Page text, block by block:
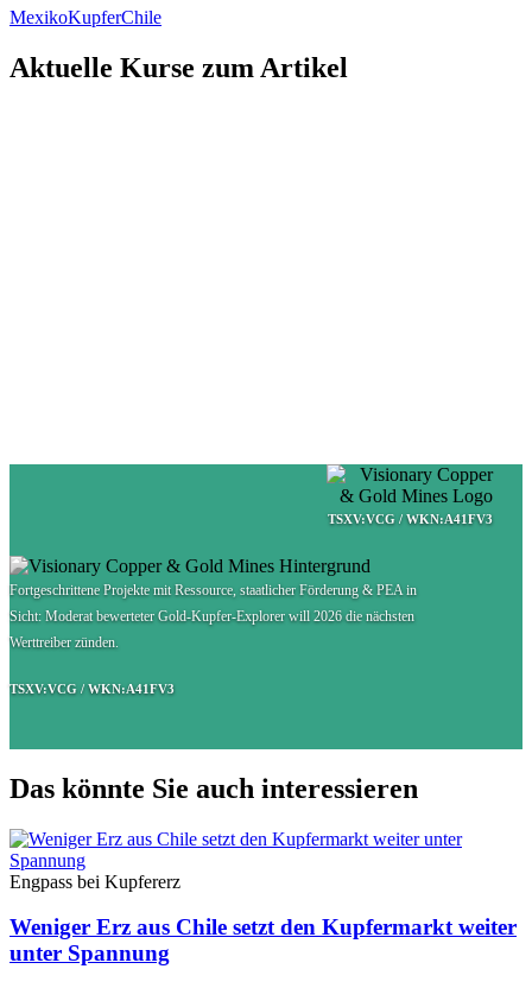
MexikoKupferChile
Aktuelle Kurse zum Artikel
TSXV:VCG / WKN:A41FV3
Fortgeschrittene Projekte mit Ressource, staatlicher Förderung & PEA in
Sicht: Moderat bewerteter Gold-Kupfer-Explorer will 2026 die nächsten
Werttreiber zünden.
TSXV:VCG / WKN:A41FV3
Das könnte Sie auch interessieren
Engpass bei Kupfererz
Weniger Erz aus Chile setzt den Kupfermarkt weiter
unter Spannung